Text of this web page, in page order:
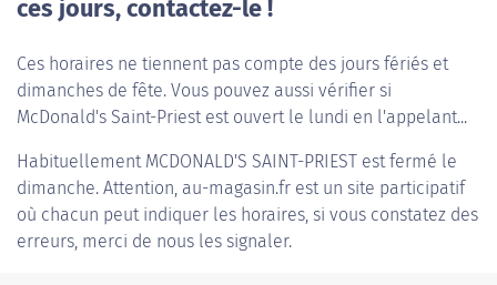
ces jours, contactez-le !
Ces horaires ne tiennent pas compte des jours fériés et
dimanches de fête. Vous pouvez aussi vérifier si
McDonald's Saint-Priest est ouvert le lundi en l'appelant...
Habituellement MCDONALD'S SAINT-PRIEST est fermé le
dimanche. Attention, au-magasin.fr est un site participatif
où chacun peut indiquer les horaires, si vous constatez des
erreurs, merci de nous les signaler.